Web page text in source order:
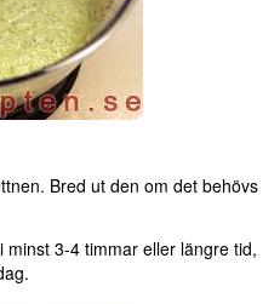
Bred ut den om det behövs
minst 3-4 timmar eller längre tid,